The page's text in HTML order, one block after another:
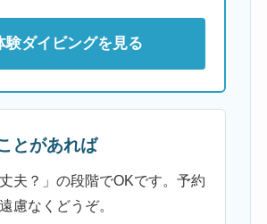
験ダイビングを見る
とがあれば
丈夫？」の段階でOKです。予約
慮なくどうぞ。